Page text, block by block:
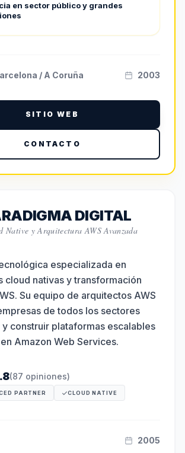
en sector público y grandes
/ A Coruña 2003
SITIO WEB
CONTACTO
DIGITAL
Native y Arquitectura AWS Avanzada
especializada en
cloud nativas y transformación
Su equipo de arquitectos AWS
de todos los sectores
y construir plataformas escalables
Amazon Web Services.
(87 opiniones)
PARTNER CLOUD NATIVE
2005